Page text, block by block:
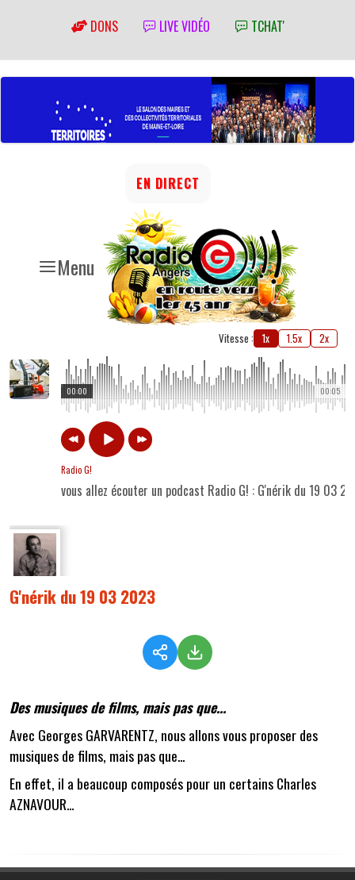
DONS LIVE VIDÉO TCHAT'
Menu
EN DIRECT
Vitesse : 1x 1.5x 2x
00:05
00:00
Radio G!
vous allez écouter un podcast Radio G! : G'nérik du 19 03
G'nérik du 19 03 2023
Des musiques de films, mais pas que...
Avec Georges GARVARENTZ, nous allons vous proposer des
musiques de films, mais pas que...
En effet, il a beaucoup composés pour un certains Charles
AZNAVOUR...